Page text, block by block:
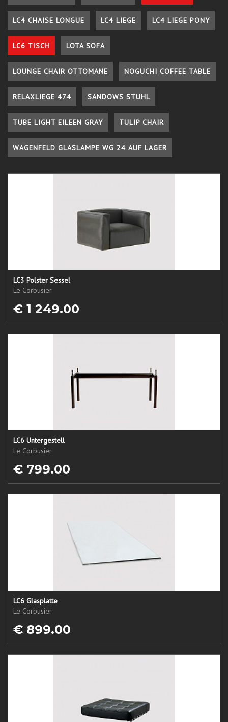
LC4 CHAISE LONGUE LC4 LIEGE LC4 LIEGE PONY
LC6 TISCH LOTA SOFA
LOUNGE CHAIR OTTOMANE NOGUCHI COFFEE TABLE
RELAXLIEGE 474 SANDOWS STUHL
TUBE LIGHT EILEEN GRAY TULIP CHAIR
WAGENFELD GLASLAMPE WG 24 AUF LAGER
LC3 Polster Sessel
Le Corbusier
€ 1 249.00
LC6 Untergestell
Le Corbusier
€ 799.00
LC6 Glasplatte
Le Corbusier
€ 899.00